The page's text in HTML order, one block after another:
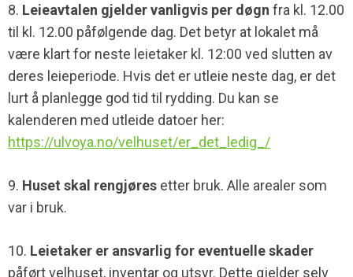
8. Leieavtalen gjelder vanligvis per døgn fra kl. 12.00
til kl. 12.00 påfølgende dag. Det betyr at lokalet må
være klart for neste leietaker kl. 12:00 ved slutten av
deres leieperiode. Hvis det er utleie neste dag, er det
lurt å planlegge god tid til rydding. Du kan se
kalenderen med utleide datoer her:
https://ulvoya.no/velhuset/er_det_ledig_/
9. Huset skal rengjøres etter bruk. Alle arealer som
var i bruk.
10. Leietaker er ansvarlig for eventuelle skader
påført velhuset, inventar og utsyr. Dette gjelder selv